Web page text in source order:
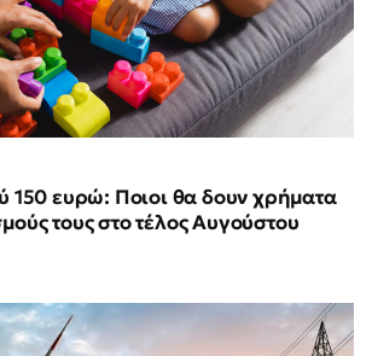
150 ευρώ: Ποιοι θα δουν χρήματα
τους στο τέλος Αυγούστου